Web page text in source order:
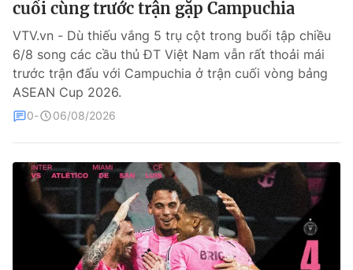
Bóng đá
Thể thao Điện tử
Các môn khác
VIDEO
Bên lề
cuối cùng trước trận gặp Campuchia
VTV.vn - Dù thiếu vắng 5 trụ cột trong buổi tập chiều
6/8 song các cầu thủ ĐT Việt Nam vẫn rất thoải mái
trước trận đấu với Campuchia ở trận cuối vòng bảng
ASEAN Cup 2026.
0 06/08/2026